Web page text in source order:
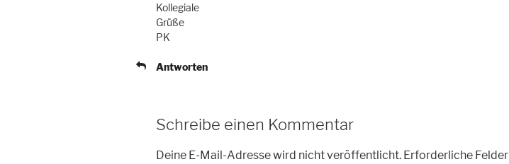
Kollegiale
Grüße
PK
Antworten
Schreibe einen Kommentar
Deine E-Mail-Adresse wird nicht veröffentlicht. Erforderliche Felder